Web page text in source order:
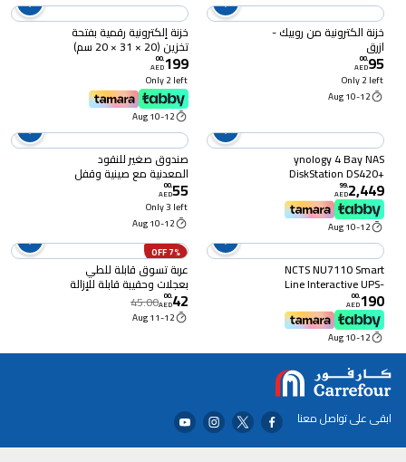
خزنة الكترونية من روبيك -
ازرق
95
.
00
AED
Only 2 left
10-12 Aug
خزنة إلكترونية رقمية بفتحة
تخزين (20 × 31 × 20 سم)
باللون الأسود
199
.
00
AED
Only 2 left
10-12 Aug
ynology 4 Bay NAS
DiskStation DS420+
(Diskless), 4-Bay; 2GB
DDR4
2,449
.
99
AED
10-12 Aug
صندوق صغير للنقود
المعدنية مع صينية وقفل
الاسود
55
.
00
AED
Only 3 left
10-12 Aug
NCTS NU7110 Smart
Line Interactive UPS-
1000VA/600W
190
.
00
AED
10-12 Aug
7% OFF
عربة تسوق قابلة للطي
بعجلات وحقيبة قابلة للإزالة
باللون الأسود
42
.
00
AED
45.00
11-12 Aug
ابقى على تواصل معنا